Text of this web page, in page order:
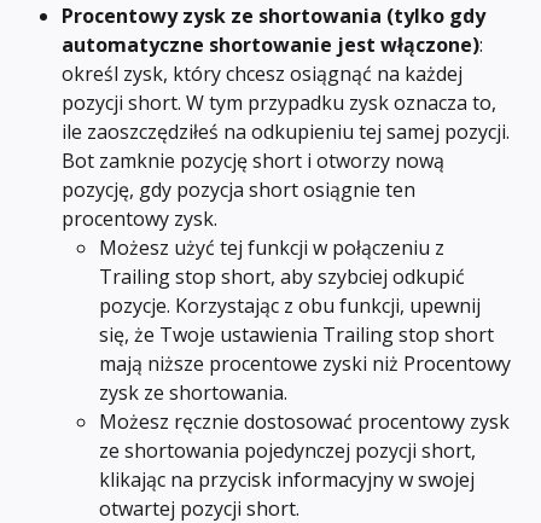
Procentowy zysk ze shortowania (tylko gdy
automatyczne shortowanie jest włączone):
określ zysk, który chcesz osiągnąć na każdej
pozycji short. W tym przypadku zysk oznacza to,
ile zaoszczędziłeś na odkupieniu tej samej pozycji.
Bot zamknie pozycję short i otworzy nową
pozycję, gdy pozycja short osiągnie ten
procentowy zysk.
Możesz użyć tej funkcji w połączeniu z
Trailing stop short, aby szybciej odkupić
pozycje. Korzystając z obu funkcji, upewnij
się, że Twoje ustawienia Trailing stop short
mają niższe procentowe zyski niż Procentowy
zysk ze shortowania.
Możesz ręcznie dostosować procentowy zysk
ze shortowania pojedynczej pozycji short,
klikając na przycisk informacyjny w swojej
otwartej pozycji short.